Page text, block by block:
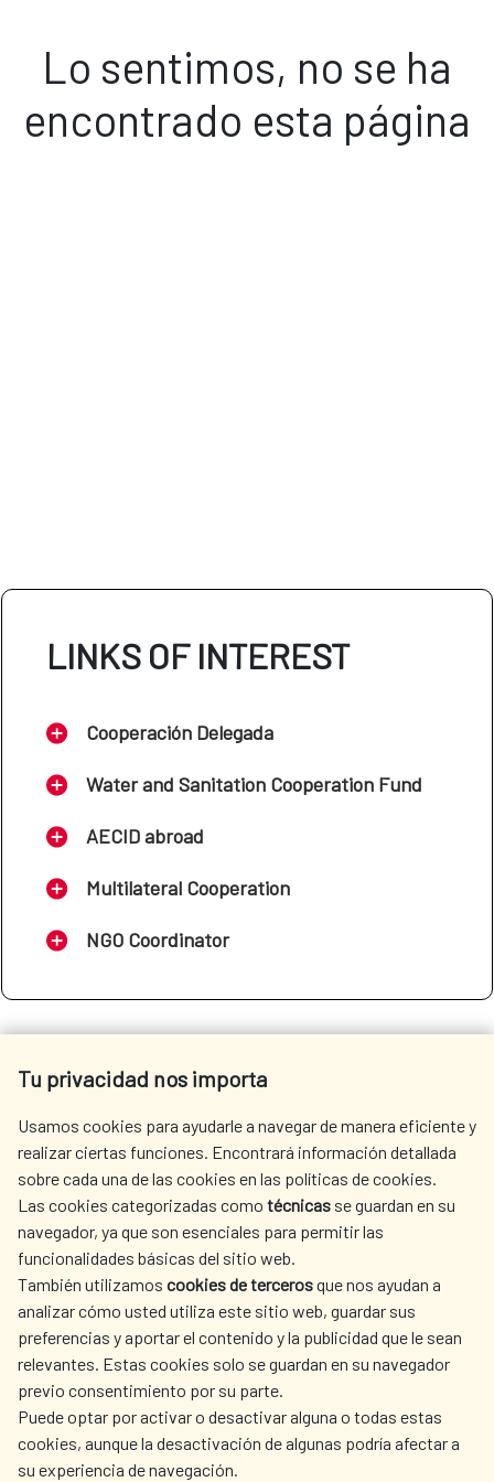
Lo sentimos, no se ha
encontrado esta página
LINKS OF INTEREST
Cooperación Delegada
Water and Sanitation Cooperation Fund
AECID abroad
Multilateral Cooperation
NGO Coordinator
SEE MORE SITES OF INTEREST
SEDE ELECTRÓNICA
Fecha de modificación de la página: 15/06/2026
Tu privacidad nos importa
Usamos cookies para ayudarle a navegar de manera eficiente y
realizar ciertas funciones. Encontrará información detallada
sobre cada una de las cookies en las políticas de cookies.
Las cookies categorizadas como técnicas se guardan en su
navegador, ya que son esenciales para permitir las
funcionalidades básicas del sitio web.
También utilizamos cookies de tercerosque nos ayudan a
analizar cómo usted utiliza este sitio web, guardar sus
preferencias y aportar el contenido y la publicidad que le sean
relevantes. Estas cookies solo se guardan en su navegador
previo consentimiento por su parte.
Puede optar por activar o desactivar alguna o todas estas
cookies, aunque la desactivación de algunas podría afectar a
su experiencia de navegación.